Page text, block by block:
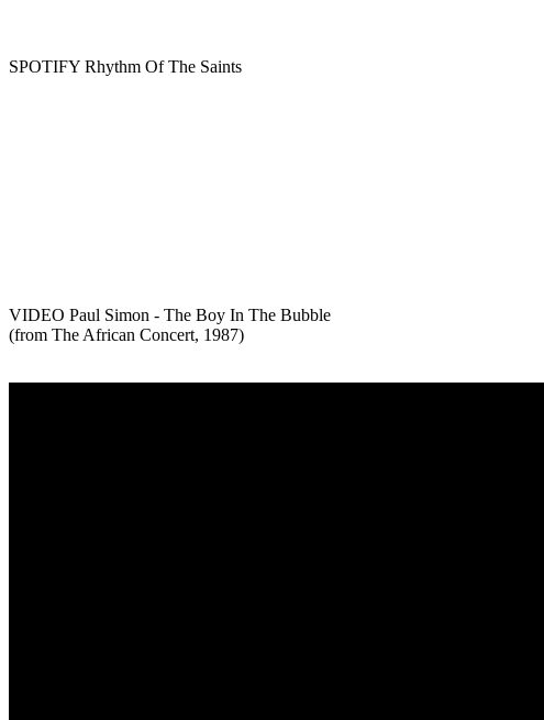
SPOTIFY Rhythm Of The Saints
VIDEO Paul Simon - The Boy In The Bubble
(from The African Concert, 1987)